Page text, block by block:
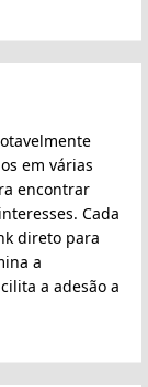
em várias
encontrar
Cada
direto para
a
a adesão a